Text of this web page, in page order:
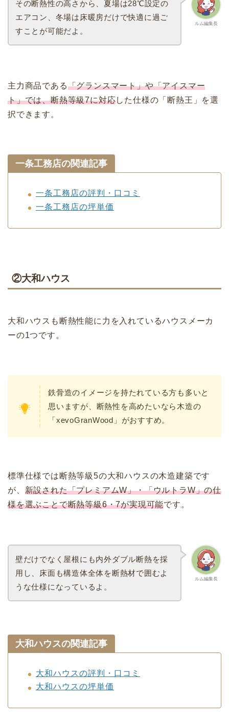
ルム編集長
その断熱性の高さから、夏場は28℃設定の
エアコン、冬場は床暖房だけで快適に過ご
すことが可能だよ。
主力商品である「グランスマート」や「アイスマー
ト」では、断熱等級7に対応した仕様の「断熱王」を選
択できます。
一条工務店の関連記事
一条工務店の評判・口コミ
一条工務店の坪単価
②大和ハウス
大和ハウスも断熱性能に力を入れているハウスメーカ
ーの1つです。
鉄骨造のイメージを持たれている方も多いと
思いますが、断熱性を高めたいなら木造の
「xevoGranWood」がおすすめ。
標準仕様では断熱等級5の大和ハウスの木造建築です
が、 新設された「プレミアムW」・「ウルトラW」の仕
様を選ぶことで断熱等級6・7が実現可能です。
ルム編集長
壁だけでなく屋根にも内外ダブル断熱を採
用し、床面も構造体全体を断熱材で囲むよ
うな仕様になっているよ。
大和ハウスの関連記事
大和ハウスの評判・口コミ
大和ハウスの坪単価